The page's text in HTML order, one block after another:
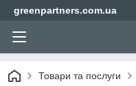
greenpartners.com.ua
Товари та послуги